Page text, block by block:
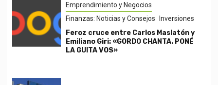
Emprendimiento y Negocios
Finanzas: Noticias y Consejos
Inversiones
Feroz cruce entre Carlos Maslatón y
Emiliano Giri: «GORDO CHANTA. PONÉ
LA GUITA VOS»